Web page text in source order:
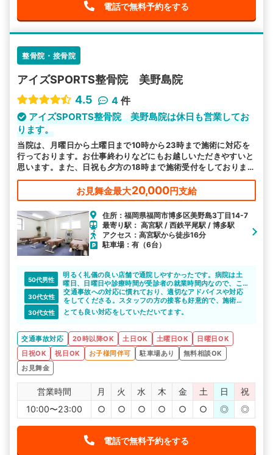
電話で無料予約をする
整骨院・接骨院
アイズSPORTS整骨院 美野島院
4.5
4 件
アイズSPORTS整骨院 美野島院は休日も営業してお
ります。
当院は、月曜日から土曜日まで10時から23時まで施術に対応を
行っております。お仕事終わりなどにもお越しいただきやすいと
思います。また、日祝も夕方の18時まで施術受付をしております
ので、お気軽にお越しください。
お見舞金最大20,000円支給
住所：福岡県福岡市博多区美野島3丁目14-7
最寄り駅： 高宮駅 / 西鉄平尾駅 / 博多駅
アクセス：高宮駅から徒歩16分
駐車場：有（6台）
50代男性
明るく礼儀の良い店舗で通院しやすかったです。病院は土
曜日、日曜日や診療時間が受診者の就業時間内なので、こ
の様なサイトで近所や職場の近くの整骨院など調べて頂き
併用診療をされた方が良いかと思いました。
30代女性
交通事故への対応に慣れており、適切なアドバイスや対応
をしてくださる。スタッフの方の接客も好意的で、施術も
丁寧でよい。
30代女性 とても良い対応をしていただいてます。
交通事故対応 20時以降OK 土日OK 土曜日OK
日曜日OK
日祝OK
祝日OK お子様同伴可 駐車場あり
無料相談OK
お見舞金
営業時間 月 火 水 木 金 土 日
祝
10:00〜23:00
○ ○ ○ ○ ○ ○ ◎ ◎
電話で無料予約をする